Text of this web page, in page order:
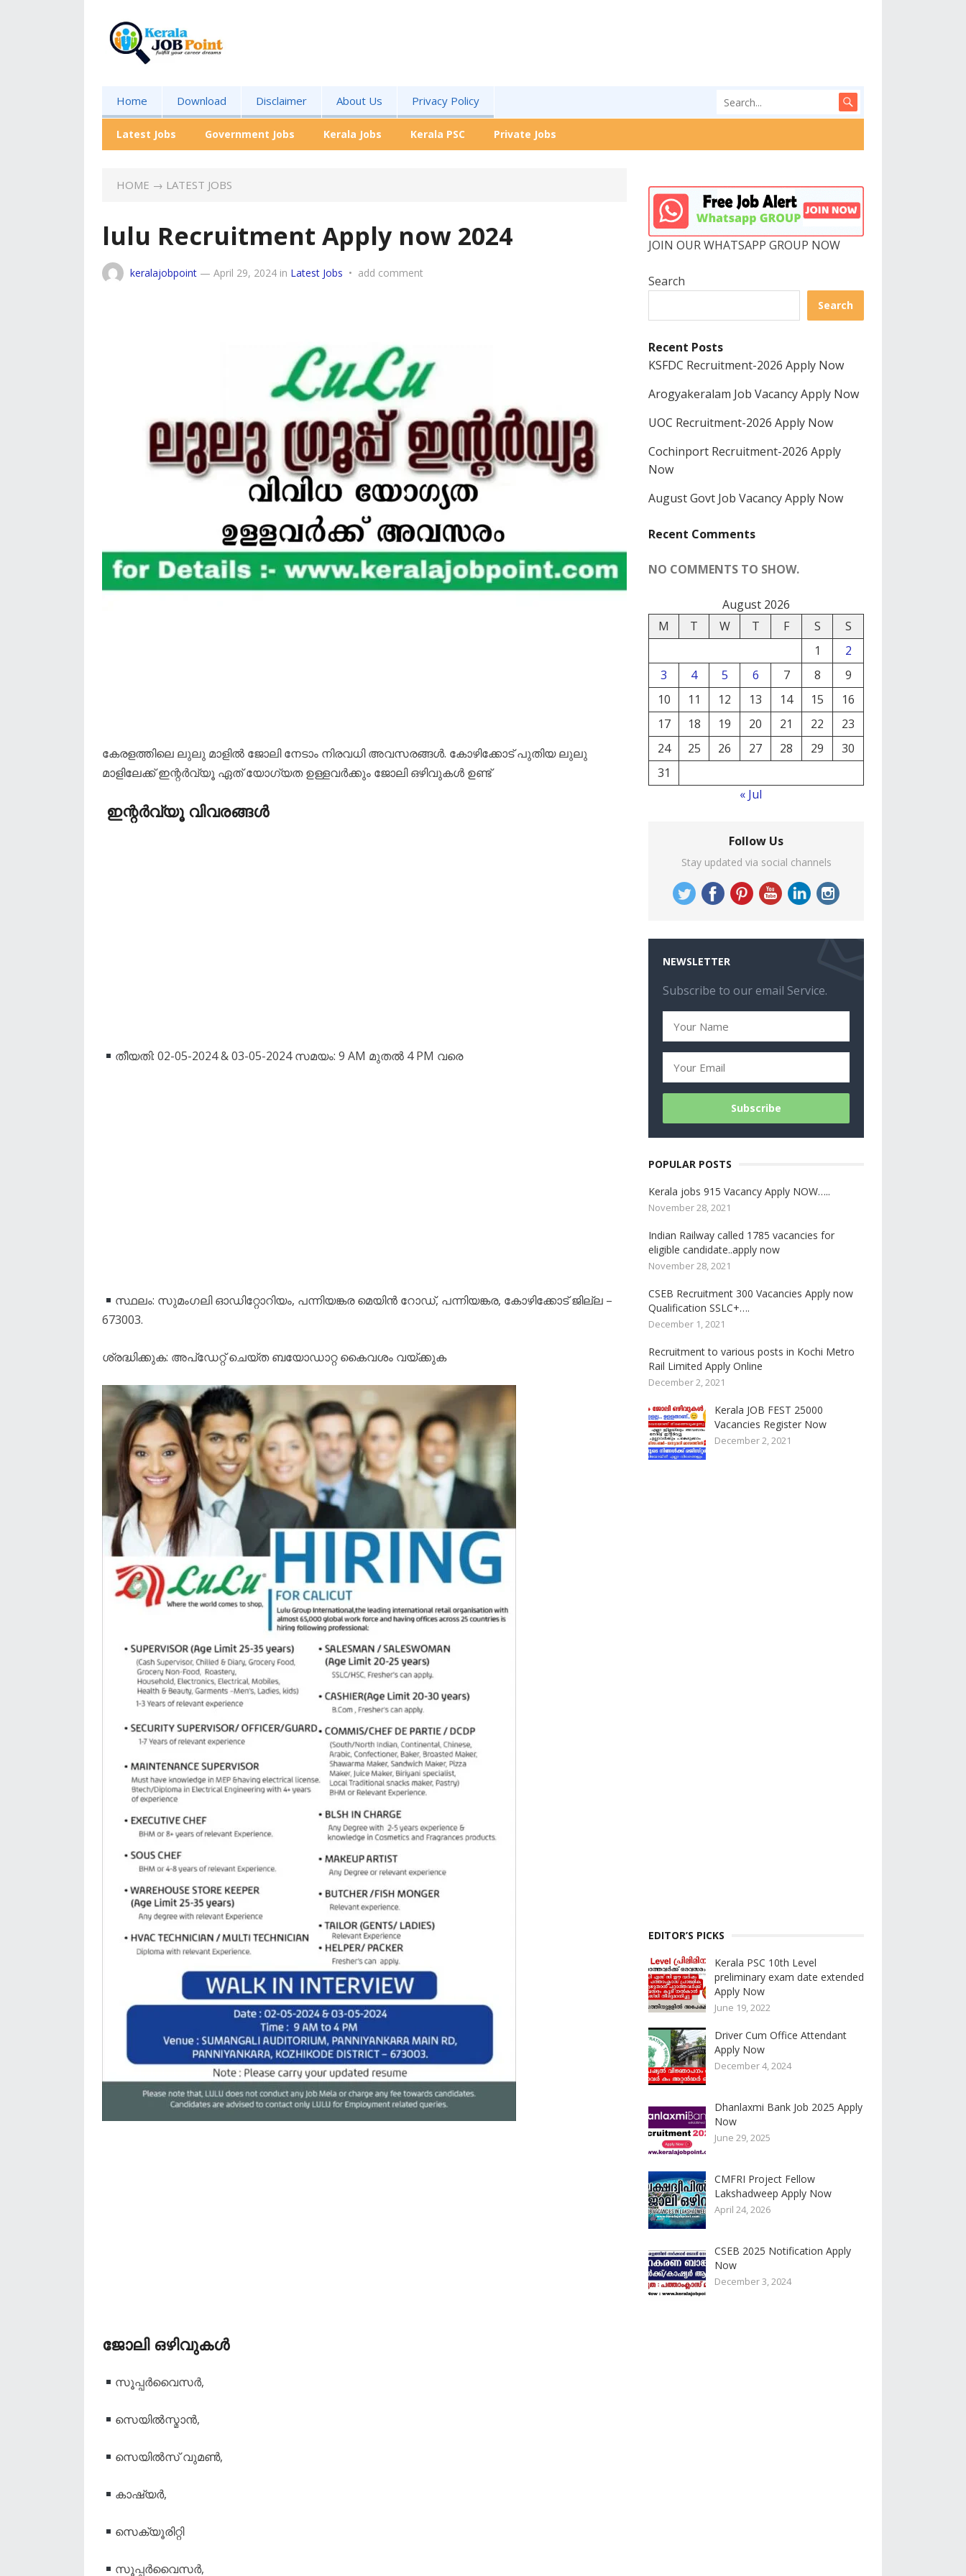
Home Download Disclaimer About Us Privacy Policy
Latest Jobs Government Jobs Kerala Jobs Kerala PSC Private Jobs
HOME → LATEST JOBS
lulu Recruitment Apply now 2024
keralajobpoint — April 29, 2024 in Latest Jobs • add comment
കേരളത്തിലെ ലുലു മാളിൽ ജോലി നേടാം നിരവധി അവസരങ്ങൾ. കോഴിക്കോട് പുതിയ ലുലു
മാളിലേക്ക് ഇന്റർവ്യൂ ഏത് യോഗ്യത ഉള്ളവർക്കും ജോലി ഒഴിവുകൾ ഉണ്ട്
ഇന്റർവ്യൂ വിവരങ്ങൾ
തീയതി: 02-05-2024 & 03-05-2024 സമയം: 9 AM മുതൽ 4 PM വരെ
സ്ഥലം: സുമംഗലി ഓഡിറ്റോറിയം, പന്നിയങ്കര മെയിൻ റോഡ്, പന്നിയങ്കര, കോഴിക്കോട് ജില്ല –
673003.
ശ്രദ്ധിക്കുക: അപ്‌ഡേറ്റ് ചെയ്‌ത ബയോഡാറ്റ കൈവശം വയ്ക്കുക
ജോലി ഒഴിവുകൾ
സൂപ്പർവൈസർ,
സെയിൽസ്മാൻ,
സെയിൽസ് വുമൺ,
കാഷ്യർ,
സെക്യൂരിറ്റി
സൂപ്പർവൈസർ,
JOIN OUR WHATSAPP GROUP NOW
Search
Search
Recent Posts
KSFDC Recruitment-2026 Apply Now
Arogyakeralam Job Vacancy Apply Now
UOC Recruitment-2026 Apply Now
Cochinport Recruitment-2026 Apply
Now
August Govt Job Vacancy Apply Now
Recent Comments
NO COMMENTS TO SHOW.
August 2026
M
T W T F S
S
1
2
3
4 5 6 7 8
9
10
11 12 13 14 15
16
17
18 19 20 21 22
23
24
25 26 27 28 29
30
31
« Jul
Follow Us
Stay updated via social channels
NEWSLETTER
Subscribe to our email Service.
POPULAR POSTS
Kerala jobs 915 Vacancy Apply NOW…..
November 28, 2021
Indian Railway called 1785 vacancies for
eligible candidate..apply now
November 28, 2021
CSEB Recruitment 300 Vacancies Apply now
Qualification SSLC+….
December 1, 2021
Recruitment to various posts in Kochi Metro
Rail Limited Apply Online
December 2, 2021
Kerala JOB FEST 25000
Vacancies Register Now
December 2, 2021
EDITOR’S PICKS
Kerala PSC 10th Level
preliminary exam date extended
Apply Now
June 19, 2022
Driver Cum Office Attendant
Apply Now
December 4, 2024
Dhanlaxmi Bank Job 2025 Apply
Now
June 29, 2025
CMFRI Project Fellow
Lakshadweep Apply Now
April 24, 2026
CSEB 2025 Notification Apply
Now
December 3, 2024